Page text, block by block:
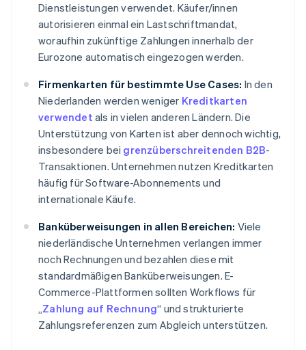
Dienstleistungen verwendet. Käufer/innen
autorisieren einmal ein Lastschriftmandat,
woraufhin zukünftige Zahlungen innerhalb der
Eurozone automatisch eingezogen werden.
Firmenkarten für bestimmte Use Cases: In den
Niederlanden werden weniger Kreditkarten
verwendet als in vielen anderen Ländern. Die
Unterstützung von Karten ist aber dennoch wichtig,
insbesondere bei grenzüberschreitenden B2B-
Transaktionen. Unternehmen nutzen Kreditkarten
häufig für Software-Abonnements und
internationale Käufe.
Banküberweisungen in allen Bereichen: Viele
niederländische Unternehmen verlangen immer
noch Rechnungen und bezahlen diese mit
standardmäßigen Banküberweisungen. E-
Commerce-Plattformen sollten Workflows für
„Zahlung auf Rechnung“ und strukturierte
Zahlungsreferenzen zum Abgleich unterstützen.